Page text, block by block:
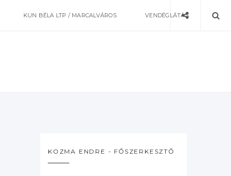
KUN BÉLA LTP / MARCALVÁROS VENDÉGLÁTÁS
KOZMA ENDRE - FŐSZERKESZTŐ